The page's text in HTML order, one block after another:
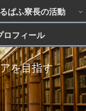
を目指す
ぱふ寮長の活動
ロフィール